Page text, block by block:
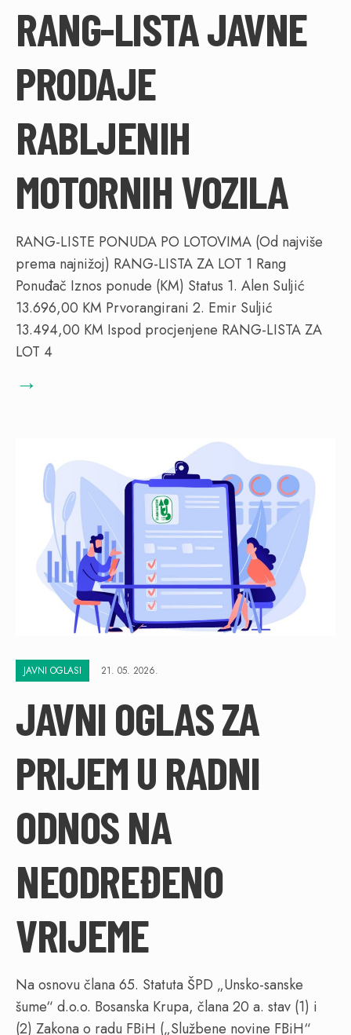
RANG-LISTA JAVNE
PRODAJE
RABLJENIH
MOTORNIH VOZILA
RANG-LISTE PONUDA PO LOTOVIMA (Od najviše
prema najnižoj) RANG-LISTA ZA LOT 1 Rang
Ponuđač Iznos ponude (KM) Status 1. Alen Suljić
13.696,00 KM Prvorangirani 2. Emir Suljić
13.494,00 KM Ispod procjenjene RANG-LISTA ZA
LOT 4
→
JAVNI OGLASI 21. 05. 2026.
JAVNI OGLAS ZA
PRIJEM U RADNI
ODNOS NA
NEODREĐENO
VRIJEME
Na osnovu člana 65. Statuta ŠPD „Unsko-sanske
šume“ d.o.o. Bosanska Krupa, člana 20 a. stav (1) i
(2) Zakona o radu FBiH („Službene novine FBiH“